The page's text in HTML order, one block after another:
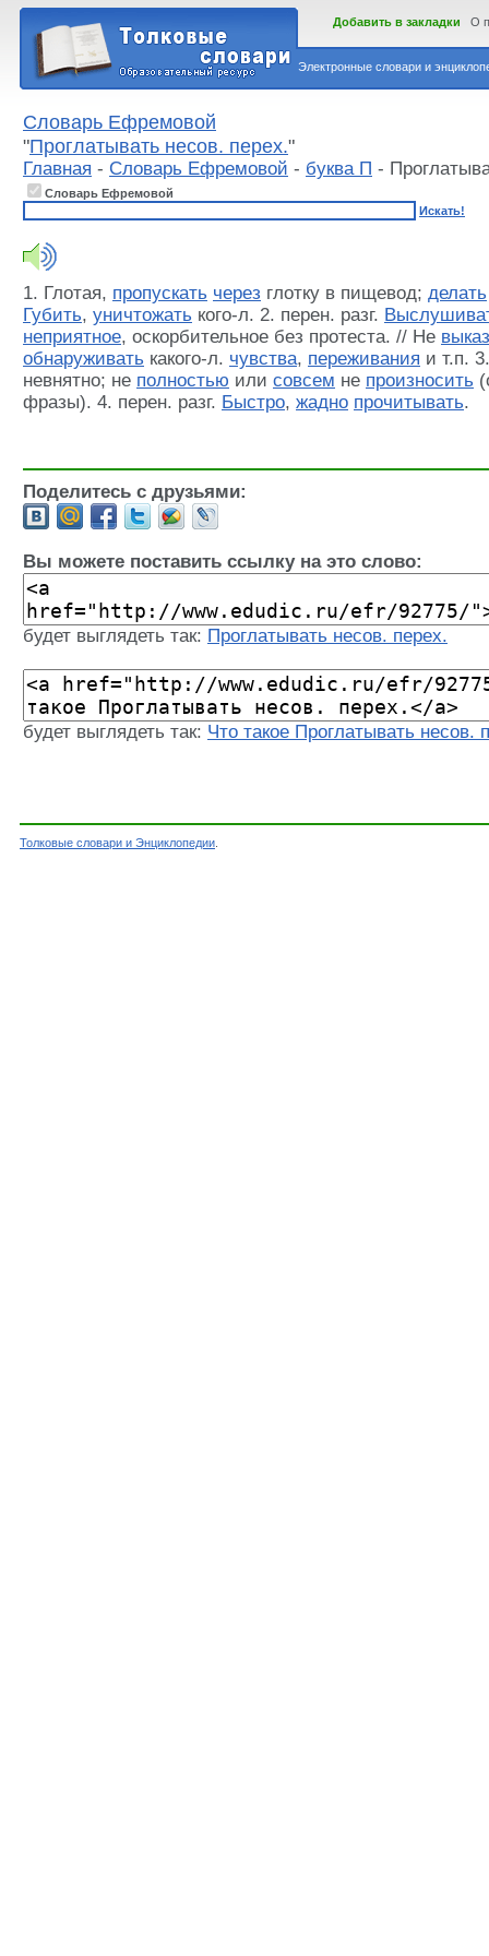
Электронные словари и
Добавить в закладки О
Словарь Ефремовой
"Проглатывать несов. перех."
Главная - Словарь Ефремовой - буква П -
Словарь Ефремовой
Искать!
1. Глотая, пропускать через глотку в пищевод; делать
Губить, уничтожать кого-л. 2. перен. разг.
неприятное, оскорбительное без протеста. // Не
обнаруживать какого-л. чувства, переживания и т.п.
невнятно; не полностью или совсем не произносить
фразы). 4. перен. разг. Быстро, жадно прочитывать.
Поделитесь с друзьями:
Вы можете поставить ссылку на это слово:
будет выглядеть так: Проглатывать несов. перех.
будет выглядеть так: Что такое Проглатывать несов.
Толковые словари и Энциклопедии